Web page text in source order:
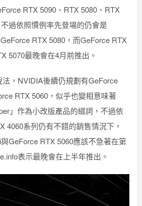
RTX 5090、RTX 5080、RTX
過依照慣例率先登場的仍會是
RTX 5080，而GeForce RTX
5070最晚會在4月前推出。
，NVIDIA後續仍規劃有GeForce
RTX 5060，似乎也變相意味著
」作為小改版產品的綴詞，不過依
4060系列仍有不錯的銷售情況下，
GeForce RTX 5060應該不急著在第
表示最晚會在上半年推出。